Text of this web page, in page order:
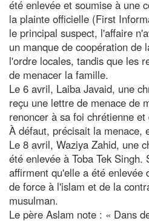
été enlevée et soumise à une
la plainte officielle (First
le principal suspect, l'affaire
un manque de coopération de
l'ordre locales, tandis que les
de menacer la famille.
Le 6 avril, Laiba Javaid, une
reçu une lettre de menace de
renoncer à sa foi chrétienne
À défaut, précisait la menace,
Le 8 avril, Waziya Zahid, une
été enlevée à Toba Tek Singh.
affirment qu'elle a été enlevée
de force à l'islam et de la
musulman.
Le père Aslam note : « Dans